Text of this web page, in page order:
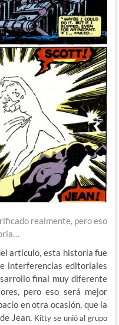
realmente, pero eso
artículo, esta historia fue
interferencias editoriales
final muy diferente
pero eso será mejor
en otra ocasión, que la
Jean, Kitty se unió al grupo